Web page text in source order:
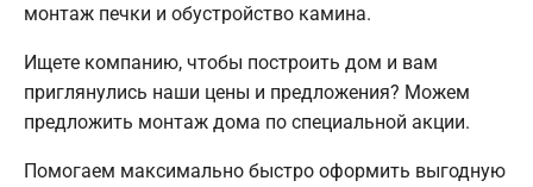
монтаж печки и обустройство камина.
Ищете компанию, чтобы построить дом и вам
приглянулись наши цены и предложения? Можем
предложить монтаж дома по специальной акции.
Помогаем максимально быстро оформить выгодную